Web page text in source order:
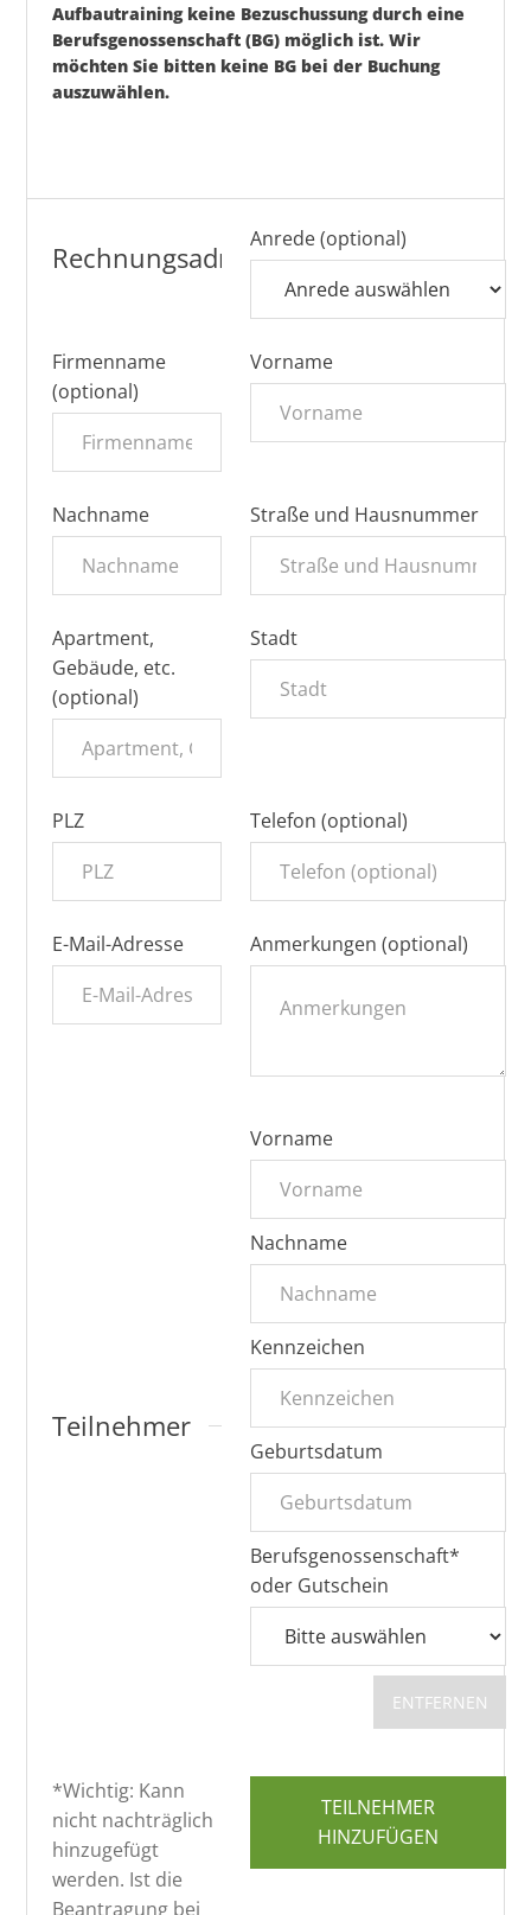
Aufbautraining keine Bezuschussung durch eine
Berufsgenossenschaft (BG) möglich ist. Wir
möchten Sie bitten keine BG bei der Buchung
auszuwählen.
Rechnungsadresse
Anrede (optional)
Firmenname
(optional)
Vorname
Nachname Straße und Hausnummer
Apartment,
Gebäude, etc.
(optional)
Stadt
PLZ Telefon (optional)
E-Mail-Adresse Anmerkungen (optional)
Teilnehmer
Vorname
Nachname
Kennzeichen
Geburtsdatum
Berufsgenossenschaft*
oder Gutschein
ENTFERNEN
*Wichtig: Kann
nicht nachträglich
hinzugefügt
werden. Ist die
Beantragung bei
TEILNEHMER
HINZUFÜGEN